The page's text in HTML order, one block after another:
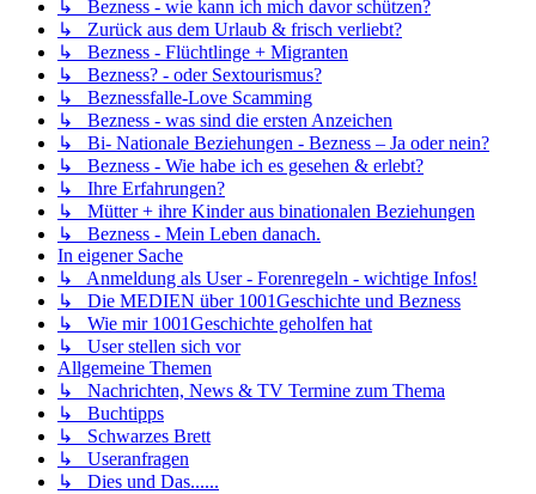
↳ Bezness - wie kann ich mich davor schützen?
↳ Zurück aus dem Urlaub & frisch verliebt?
↳ Bezness - Flüchtlinge + Migranten
↳ Bezness? - oder Sextourismus?
↳ Beznessfalle-Love Scamming
↳ Bezness - was sind die ersten Anzeichen
↳ Bi- Nationale Beziehungen - Bezness – Ja oder nein?
↳ Bezness - Wie habe ich es gesehen & erlebt?
↳ Ihre Erfahrungen?
↳ Mütter + ihre Kinder aus binationalen Beziehungen
↳ Bezness - Mein Leben danach.
In eigener Sache
↳ Anmeldung als User - Forenregeln - wichtige Infos!
↳ Die MEDIEN über 1001Geschichte und Bezness
↳ Wie mir 1001Geschichte geholfen hat
↳ User stellen sich vor
Allgemeine Themen
↳ Nachrichten, News & TV Termine zum Thema
↳ Buchtipps
↳ Schwarzes Brett
↳ Useranfragen
↳ Dies und Das......